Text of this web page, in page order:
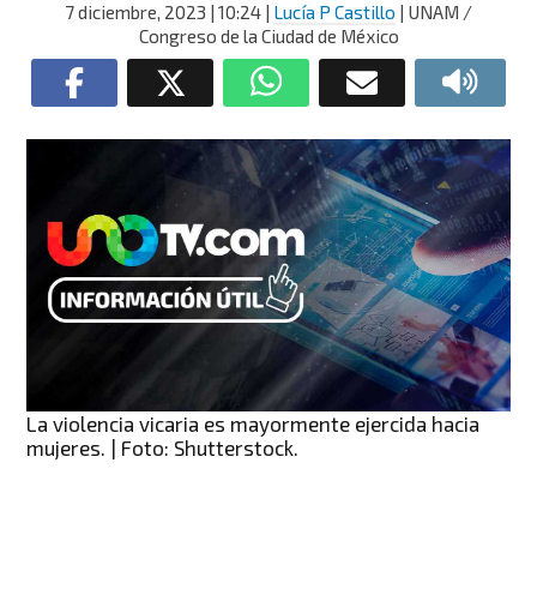
7 diciembre, 2023 | 10:24 | Lucía P Castillo | UNAM /
Congreso de la Ciudad de México
La violencia vicaria es mayormente ejercida hacia
mujeres. | Foto: Shutterstock.